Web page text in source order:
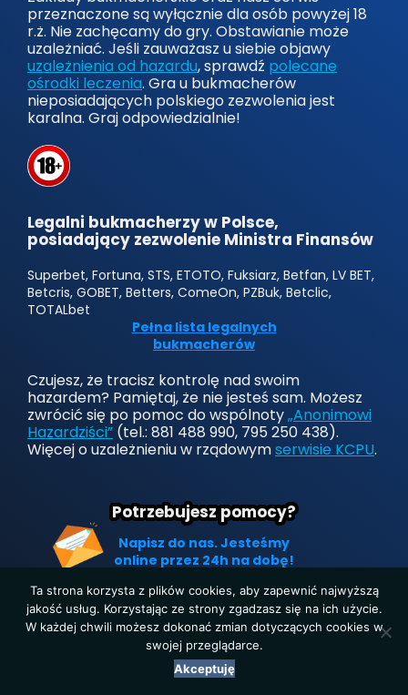
przeznaczone są wyłącznie dla osób powyżej 18
r.ż. Nie zachęcamy do gry. Obstawianie może
uzależniać. Jeśli zauważasz u siebie objawy
uzależnienia od hazardu, sprawdź polecane
ośrodki leczenia. Gra u bukmacherów
nieposiadających polskiego zezwolenia jest
karalna. Graj odpowiedzialnie!
Legalni bukmacherzy w Polsce,
posiadający zezwolenie Ministra Finansów
Superbet, Fortuna, STS, ETOTO, Fuksiarz, Betfan, LV BET,
Betcris, GOBET, Betters, ComeOn, PZBuk, Betclic,
TOTALbet
Pełna lista legalnych
bukmacherów
Czujesz, że tracisz kontrolę nad swoim
hazardem? Pamiętaj, że nie jesteś sam. Możesz
zwrócić się po pomoc do wspólnoty„Anonimowi
Hazardziści” (tel.: 881 488 990, 795 250 438).
Więcej o uzależnieniu w rządowymserwisie KCPU.
Potrzebujesz pomocy?
Napisz do nas. Jesteśmy
online przez 24h na dobę!
Strona główna|Polityka prywatności|O nas| Kontakt
Copyright © 2019-2025. Wszelkie prawa zastrzeżone.
LegalnyBukmacher.pl
Ta strona korzysta z plików cookies, aby zapewnić najwyższą
jakość usług. Korzystając ze strony zgadzasz się na ich użycie.
W każdej chwili możesz dokonać zmian dotyczących cookies w
swojej przeglądarce.
Akceptuję